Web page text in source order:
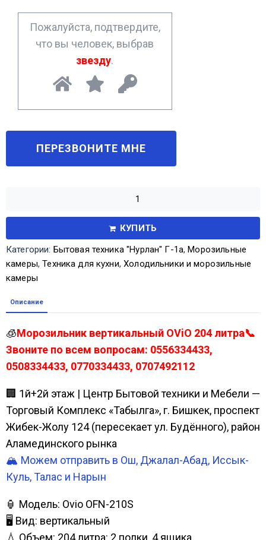
*
Пожалуйста, подтвердите,
что вы человек, выбрав
звезду.
КУПИТЬ
Категории: Бытовая техника "Нурлан" Г-1а,Морозильные
камеры,Техника для кухни,Холодильники и морозильные
камеры
Описание
🧊Морозильник вертикальный OViO 204 литра📞
Звоните по всем вопросам: 0556334433,
0508334433, 0770334433, 0707492112
🏢 1й+2й этаж | Центр Бытовой техники и Мебели —
Торговый Комплекс «Табылга», г. Бишкек, проспект
Жибек-Жолу 124 (пересекает ул. Будённого), район
Аламединского рынка
🏔️ Можем отправить в Ош, Джалал-Абад, Иссык-
Куль, Талас и Нарын
🏮 Модель: Ovio OFN-210S
🖥 Вид: вертикальный
💧 Объем: 204 литра: 2 полки, 4 ящика